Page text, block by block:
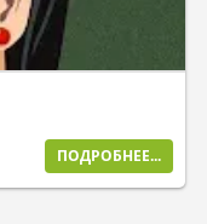
ПОДРОБНЕЕ...